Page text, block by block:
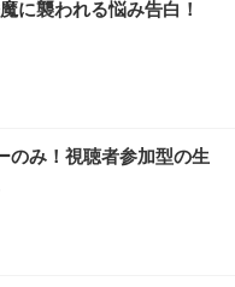
に襲われる悩み告白！
のみ！視聴者参加型の生